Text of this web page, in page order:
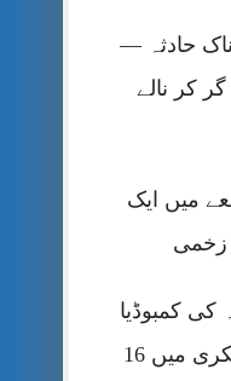
حادثہ —
کر نالے
میں ایک
زخمی
کی کمبوڈیا
سے ہنگامی کال پر چکری میں 16